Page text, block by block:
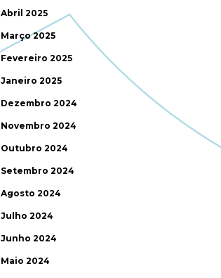
Abril 2025
Março 2025
Fevereiro 2025
Janeiro 2025
Dezembro 2024
Novembro 2024
Outubro 2024
Setembro 2024
Agosto 2024
Julho 2024
Junho 2024
Maio 2024